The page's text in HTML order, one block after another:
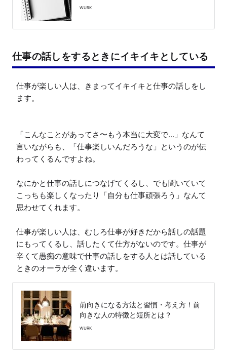
WURK
仕事の話しをするときにイキイキとしている
仕事が楽しい人は、きまってイキイキと仕事の話しをし
ます。
「こんなことがあってさ〜もう本当に大変で...」なんて
言いながらも、「仕事楽しいんだろうな」というのが伝
わってくるんですよね。
なにかと仕事の話しにつなげてくるし、でも聞いていて
こっちも楽しくなったり「自分も仕事頑張ろう」なんて
思わせてくれます。
仕事が楽しい人は、むしろ仕事が好きだから話しの話題
にもってくるし、話したくて仕方がないのです。仕事が
辛くて愚痴の意味で仕事の話しをする人とは話している
ときのオーラが全く違います。
前向きになる方法と習慣・考え方！前
向きな人の特徴と短所とは？
WURK